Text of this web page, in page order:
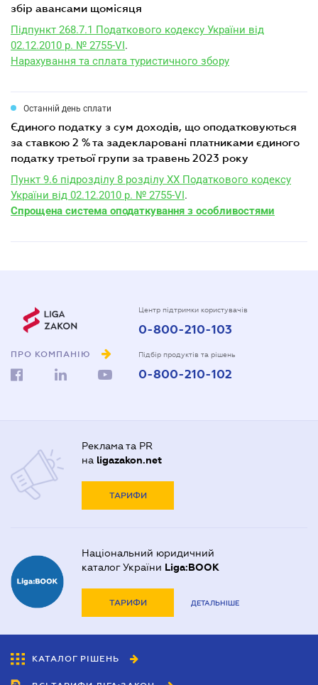
збір авансами щомісяця
Підпункт 268.7.1 Податкового кодексу України від
02.12.2010 р. № 2755-VI.
Нарахування та сплата туристичного збору
Останній день сплати
єдиного податку з сум доходів, що оподатковуються
за ставкою 2 % та задекларовані платниками єдиного
податку третьої групи за травень 2023 року
Пункт 9.6 підрозділу 8 розділу XX Податкового кодексу
України від 02.12.2010 р. № 2755-VI.
Спрощена система оподаткування з особливостями
ПРО КОМПАНІЮ
Центр підтримки користувачів
0-800-210-103
Підбір продуктів та рішень
0-800-210-102
Реклама та PR
на ligazakon.net
ТАРИФИ
Національний юридичний
каталог України Liga:BOOK
ТАРИФИ ДЕТАЛЬНІШЕ
КАТАЛОГ РІШЕНЬ